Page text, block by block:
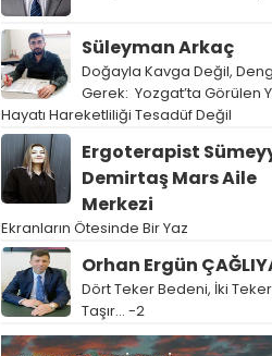
Süleyman Arkaç
Doğayla Kavga Değil,
Gerek: Yozgat’ta Görülen
Hayatı Hareketliliği Tesadüf Değil
Ergoterapist
Demirtaş Mars Aile
Merkezi
Ekranların Ötesinde Bir Yaz
Orhan Ergün
Dört Teker Bedeni, İki
Taşır… -2